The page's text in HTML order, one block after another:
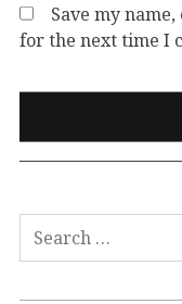
Save my
for the next time I
Search